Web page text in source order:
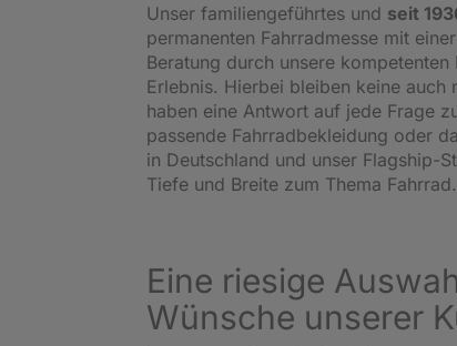
Unser familiengeführtes und seit
permanenten Fahrradmesse mit
Beratung durch unsere
Erlebnis. Hierbei bleiben keine
haben eine Antwort auf jede Frage
passende Fahrradbekleidung oder
in Deutschland und unser Flagship-
Tiefe und Breite zum Thema
Eine riesige
Wünsche unserer